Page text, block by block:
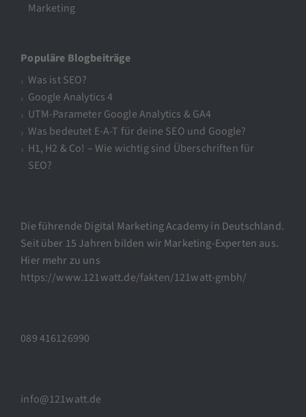
Marketing
Populäre Blogbeiträge
Was ist SEO?
Google Analytics 4
UTM-Parameter Google Analytics & GA4
Was bedeutet E-A-T für deine SEO und Google?
H1, H2 & Co! – Wie wichtig sind Überschriften für
SEO?
Die führende Digital Marketing Academy in Deutschland.
Seit über 15 Jahren bilden wir Marketing-Experten aus.
Hier mehr zu uns
https://www.121watt.de/fakten/121watt-gmbh/
089 416126990
info@121watt.de